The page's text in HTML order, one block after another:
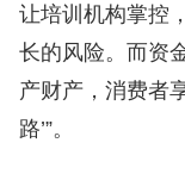
让培训机构掌控
长的风险。而资
产财产，消费者
路’”。